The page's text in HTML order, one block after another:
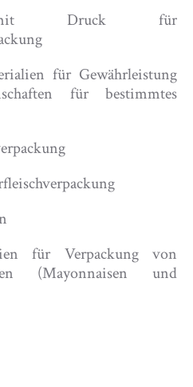
mit Druck für
für Gewährleistung
für bestimmtes
für Verpackung von
(Mayonnaisen und